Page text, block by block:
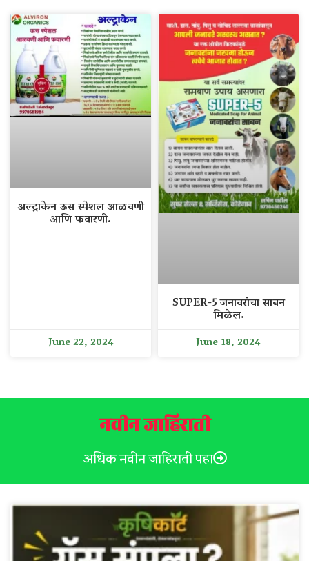
अल्ट्राकेन ऊस स्पेशल आळवणी
आणि फवारणी.
June 22, 2024
SUPER-5 जनावरांचा साबन
मिळेल.
June 18, 2024
नवीन जाहिराती
अधिक नवीन जाहिराती पहा